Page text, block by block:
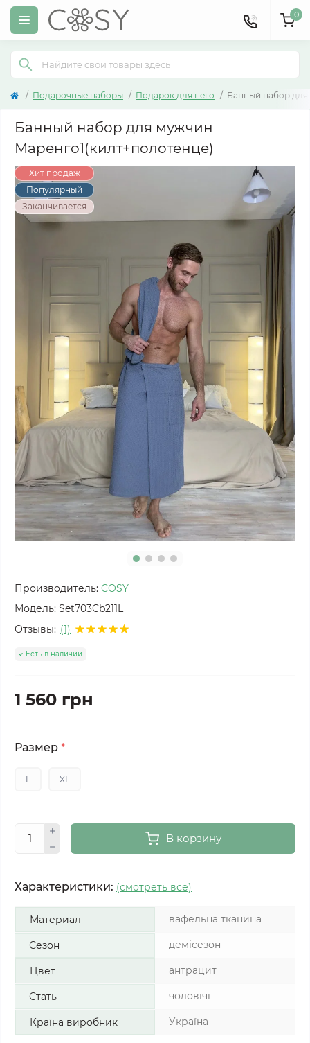
0
Подарочные наборы Подарок для него Банный набор для
Банный набор для мужчин
Маренго1(килт+полотенце)
Хит продаж
Популярный
Заканчивается
Производитель: COSY
Модель: Set703Cb211L
Отзывы: (1)
Есть в наличии
1 560 грн
Размер *
L XL
В корзину
Характеристики: (смотреть все)
Материал вафельна тканина
Сезон демісезон
Цвет антрацит
Стать чоловічі
Країна виробник Україна